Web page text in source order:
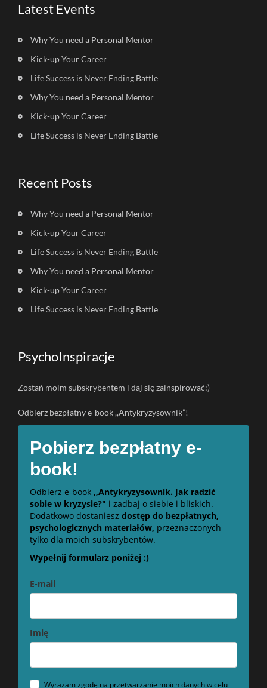
Latest Events
Why You need a Personal Mentor
Kick-up Your Career
Life Success is Never Ending Battle
Why You need a Personal Mentor
Kick-up Your Career
Life Success is Never Ending Battle
Recent Posts
Why You need a Personal Mentor
Kick-up Your Career
Life Success is Never Ending Battle
Why You need a Personal Mentor
Kick-up Your Career
Life Success is Never Ending Battle
PsychoInspiracje
Zostań moim subskrybentem i daj się zainspirować:)
Odbierz bezpłatny e-book ,,Antykryzysownik”!
Pobierz bezpłatny e-
book!
Odbierz e-book ,,Antykryzysownik. Jak radzić
sobie w kryzysie?" i zadbaj o siebie i bliskich.
Dodatkowo dostaniesz dostęp do bezpłatnych,
psychologicznych materiałów, przeznaczonych
tylko dla moich subskrybentów.
Wypełnij formularz poniżej :)
E-mail
Imię
Wyrażam zgodę na przetwarzanie moich danych w celu